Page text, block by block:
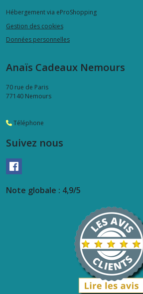
Hébergement via eProShopping
Gestion des cookies
Données personnelles
Anaïs Cadeaux Nemours
70 rue de Paris
77140 Nemours
Téléphone
Suivez nous
Note globale : 4,9/5